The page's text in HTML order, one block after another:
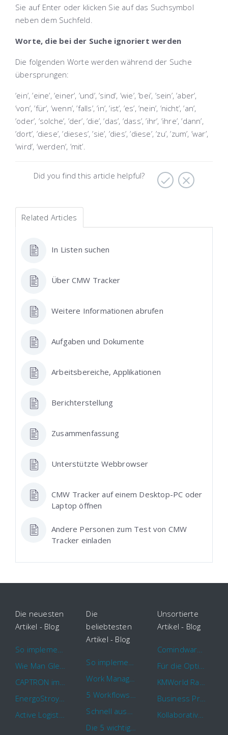
Sie auf Enter oder klicken Sie auf das Suchsymbol
neben dem Suchfeld.
Worte, die bei der Suche ignoriert werden
Die folgenden Worte werden während der Suche
übersprungen:
’ein’, ’eine’, ’einer’, ’und’, ’sind’, ’wie’, ’bei’, ’sein’, ’aber’,
’von’, ’für’, ’wenn’, ’falls’, ’in’, ’ist’, ’es’, ’nein’, ’nicht’, ’an’,
’oder’, ’solche’, ’der’, ’die’, ’das’, ’dass’, ’ihr’, ’ihre’, ’dann’,
’dort’, ’diese’, ’dieses’, ’sie’, ’dies’, ’diese’, ’zu’, ’zum’, ’war’,
’wird’, ’werden’, ’mit’.
Did you find this article helpful?
Related Articles
In Listen suchen
Über CMW Tracker
Weitere Informationen abrufen
Aufgaben und Dokumente
Arbeitsbereiche, Applikationen
Berichterstellung
Zusammenfassung
Unterstützte Webbrowser
CMW Tracker auf einem Desktop-PC oder
Laptop öffnen
Andere Personen zum Test von CMW
Tracker einladen
Die neuesten
Artikel - Blog
Die
beliebtesten
Artikel - Blog
Die 5 wichtigsten Vorteile eines guten Geschäftsprozessmanagement (GPM)
Unsortierte
Artikel - Blog
Business Process Management mit MS Outlook